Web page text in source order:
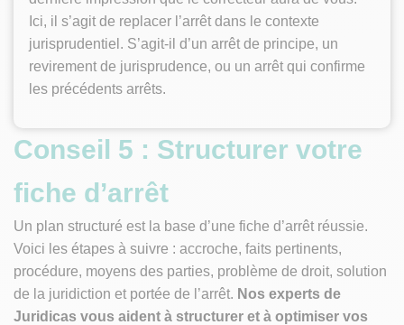
Ici, il s’agit de replacer l’arrêt dans le contexte
jurisprudentiel. S’agit-il d’un arrêt de principe, un
revirement de jurisprudence, ou un arrêt qui confirme
les précédents arrêts.
Conseil 5 : Structurer votre
fiche d’arrêt
Un plan structuré est la base d’une fiche d’arrêt réussie.
Voici les étapes à suivre : accroche, faits pertinents,
procédure, moyens des parties, problème de droit, solution
de la juridiction et portée de l’arrêt. Nos experts de
Juridicas vous aident à structurer et à optimiser vos